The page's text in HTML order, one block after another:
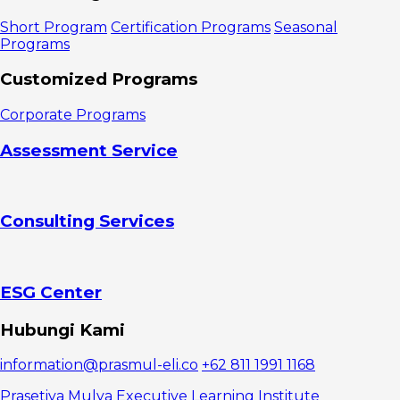
Pengembangan
Kompetensi
Budaya
Short Program Certification Programs Seasonal
Programs
Customized Programs
Corporate Programs
Assessment Service
Consulting Services
ESG Center
Hubungi Kami
information@prasmul-eli.co +62 811 1991 1168
Prasetiya Mulya Executive Learning Institute